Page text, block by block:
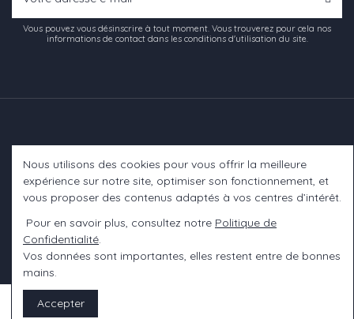
Vous pouvez vous désinscrire à tout moment. Vous trouverez pour cela nos
informations de contact dans les conditions d'utilisation du site.
Informations
Contact us
Nous utilisons des cookies pour vous offrir la meilleure
expérience sur notre site, optimiser son fonctionnement, et
vous proposer des contenus adaptés à vos centres d’intérêt.
Pour en savoir plus, consultez notre Politique de
Confidentialité.
Vos données sont importantes, elles restent entre de bonnes
mains.
Accepter